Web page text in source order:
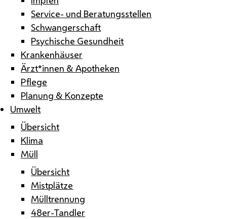
Service- und Beratungsstellen
Schwangerschaft
Psychische Gesundheit
Krankenhäuser
Ärzt*innen & Apotheken
Pflege
Planung & Konzepte
Umwelt
Übersicht
Klima
Müll
Übersicht
Mistplätze
Mülltrennung
48er-Tandler